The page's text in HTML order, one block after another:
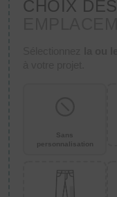
CHOIX DES
Sans
personnalisation